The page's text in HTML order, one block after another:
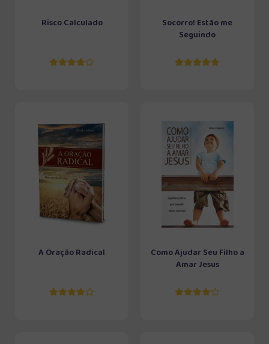
Risco Calculado
Socorro! Estão me
Seguindo
A Oração Radical
Como Ajudar Seu Filho a
Amar Jesus